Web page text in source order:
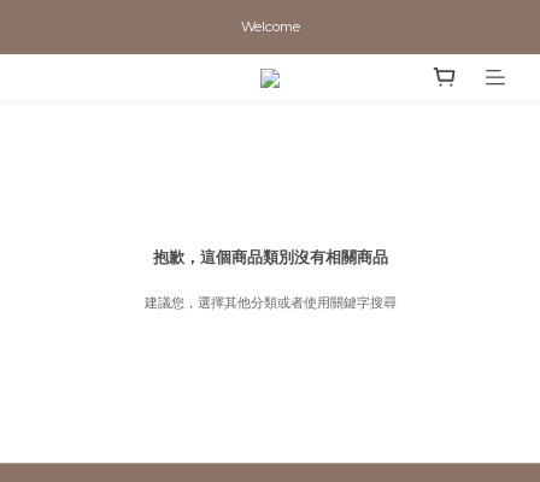
Welcome
抱歉，這個商品類別沒有相關商品
建議您，選擇其他分類或者使用關鍵字搜尋